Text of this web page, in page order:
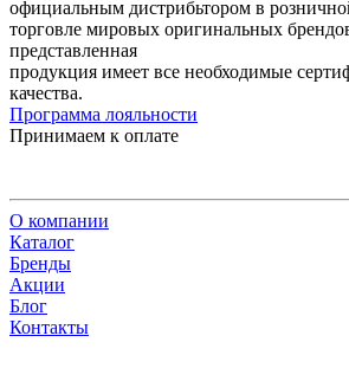
официальным дистрибьтором в
торговле мировых оригинальных
представленная
продукция имеет все необходимые
качества.
Программа лояльности
Принимаем к оплате
О компании
Каталог
Бренды
Акции
Блог
Контакты